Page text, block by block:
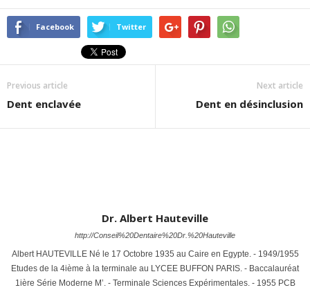
Facebook Twitter
Previous article
Dent enclavée
Next article
Dent en désinclusion
Dr. Albert Hauteville
http://Conseil%20Dentaire%20Dr.%20Hauteville
Albert HAUTEVILLE Né le 17 Octobre 1935 au Caire en Egypte. - 1949/1955
Etudes de la 4ième à la terminale au LYCEE BUFFON PARIS. - Baccalauréat
1ière Série Moderne M’. - Terminale Sciences Expérimentales. - 1955 PCB